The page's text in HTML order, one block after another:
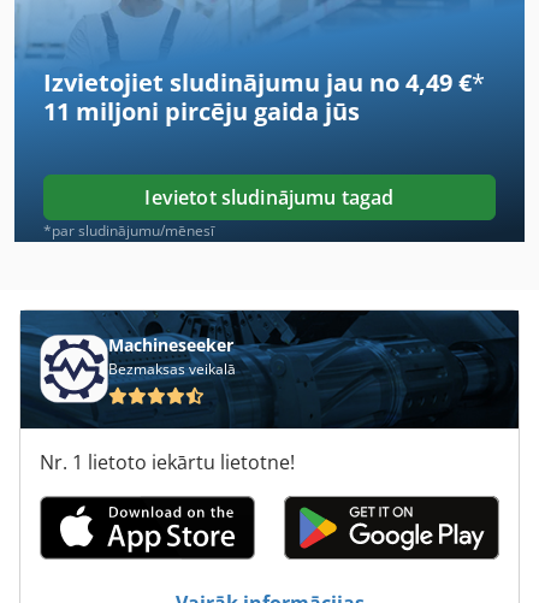
Awea Bm-1400
Baykal
Baykal Aphs
Baykal Bps
Baykal Hgl
Ermak
Hainbuch
Harrison Alpha
Hbm
Hbs
Izvietojiet sludinājumu jau no 4,49 €*
11 miljoni pircēju gaida jūs
Ievietot sludinājumu tagad
*par sludinājumu/mēnesī
Machineseeker
Bezmaksas veikalā
Nr. 1 lietoto iekārtu lietotne!